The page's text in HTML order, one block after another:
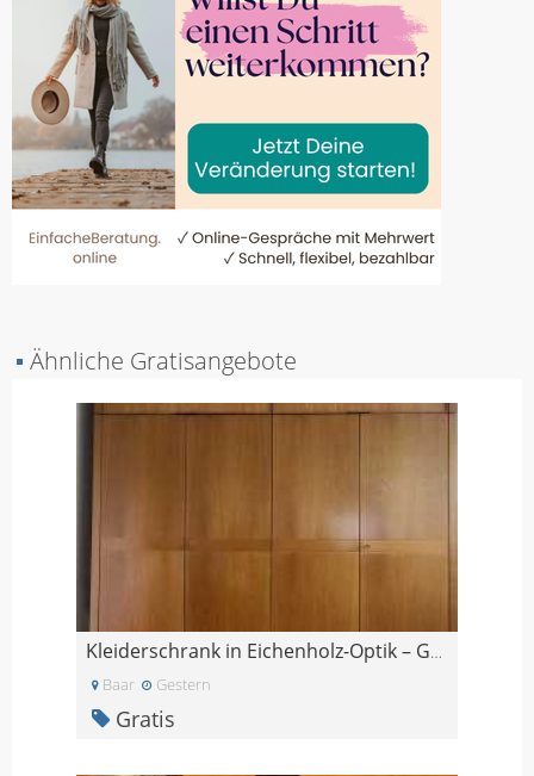
▪ Ähnliche Gratisangebote
Kleiderschrank in Eichenholz-Optik – GRATIS
Baar Gestern
Gratis